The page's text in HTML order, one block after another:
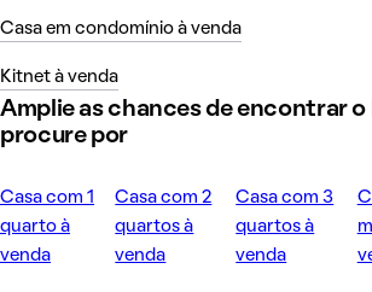
Casa em condomínio à venda
Kitnet à venda
Amplie as chances de encontrar o
procure por
Casa com 1
quarto à
venda
Casa com 2
quartos à
venda
Casa com 3
quartos à
venda